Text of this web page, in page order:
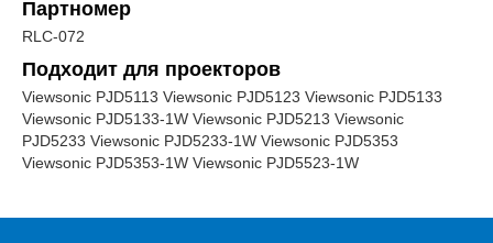
Партномер
RLC-072
Подходит для проекторов
Viewsonic PJD5113 Viewsonic PJD5123 Viewsonic PJD5133
Viewsonic PJD5133-1W Viewsonic PJD5213 Viewsonic
PJD5233 Viewsonic PJD5233-1W Viewsonic PJD5353
Viewsonic PJD5353-1W Viewsonic PJD5523-1W